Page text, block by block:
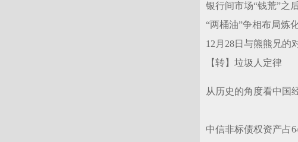
银行间市场“钱荒”之
“两桶油”争相布局炼
12月28日与熊熊兄的
【转】垃圾人定律
从历史的角度看中国
中信非标债权资产占